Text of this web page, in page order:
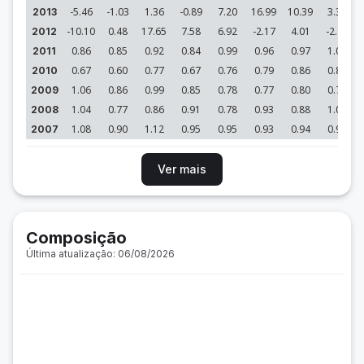
2013 -5.46 -1.03 1.36 -0.89 7.20 16.99 10.39 3.33
2012 -10.10 0.48 17.65 7.58 6.92 -2.17 4.01 -2.78
2011 0.86 0.85 0.92 0.84 0.99 0.96 0.97 1.08
2010 0.67 0.60 0.77 0.67 0.76 0.79 0.86 0.89
2009 1.06 0.86 0.99 0.85 0.78 0.77 0.80 0.70
2008 1.04 0.77 0.86 0.91 0.78 0.93 0.88 1.08
2007 1.08 0.90 1.12 0.95 0.95 0.93 0.94 0.98
Ver mais
Composição
Última atualização: 06/08/2026